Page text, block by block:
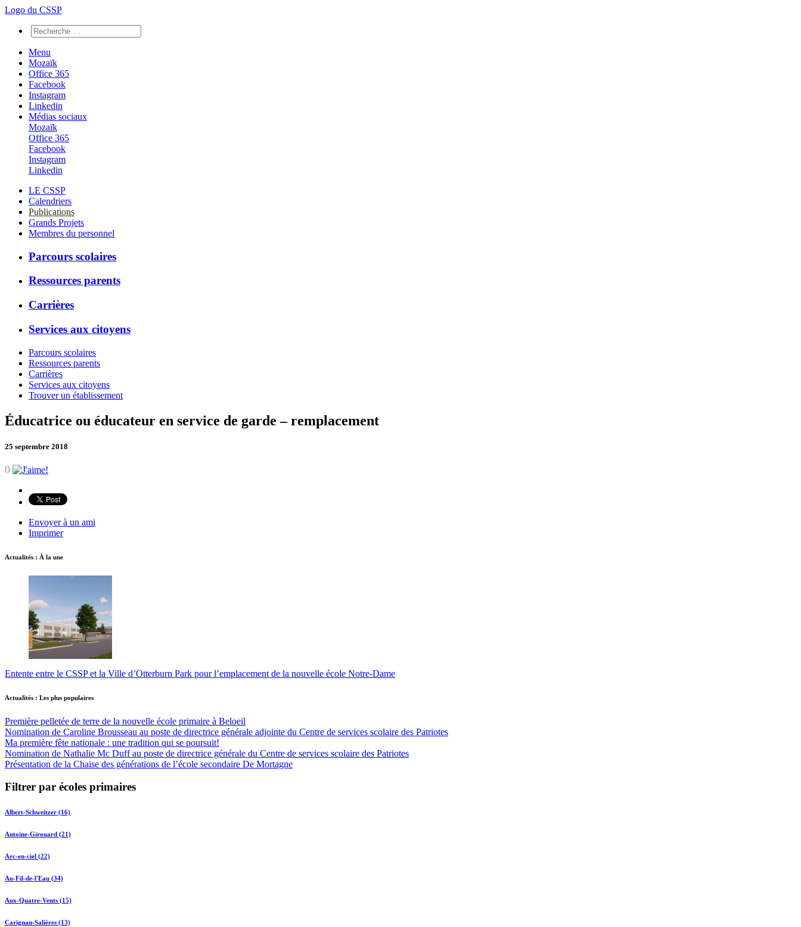
Logo du CSSP
Menu
Mozaïk
Office 365
Facebook
Instagram
Linkedin
Médias sociaux
Mozaïk
Office 365
Facebook
Instagram
Linkedin
LE CSSP
Calendriers
Publications
Grands Projets
Membres du personnel
Parcours scolaires
Ressources parents
Carrières
Services aux citoyens
Parcours scolaires
Ressources parents
Carrières
Services aux citoyens
Trouver un établissement
Éducatrice ou éducateur en service de garde – remplacement
25 septembre 2018
0
Envoyer à un ami
Imprimer
Actualités : À la une
Entente entre le CSSP et la Ville d’Otterburn Park pour l’emplacement de la nouvelle école Notre-Dame
Actualités : Les plus populaires
Première pelletée de terre de la nouvelle école primaire à Beloeil
Nomination de Caroline Brousseau au poste de directrice générale adjointe du Centre de services scolaire des Patriotes
Ma première fête nationale : une tradition qui se poursuit!
Nomination de Nathalie Mc Duff au poste de directrice générale du Centre de services scolaire des Patriotes
Présentation de la Chaise des générations de l’école secondaire De Mortagne
Filtrer par écoles primaires
Albert-Schweitzer (16)
Antoine-Girouard (21)
Arc-en-ciel (22)
Au-Fil-de-l'Eau (34)
Aux-Quatre-Vents (15)
Carignan-Salières (13)